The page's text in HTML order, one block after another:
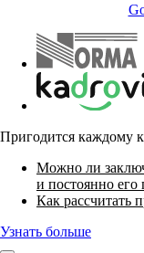
Пригодится каждому
Можно ли
и постоянно его
Как рассчитать
Узнать больше